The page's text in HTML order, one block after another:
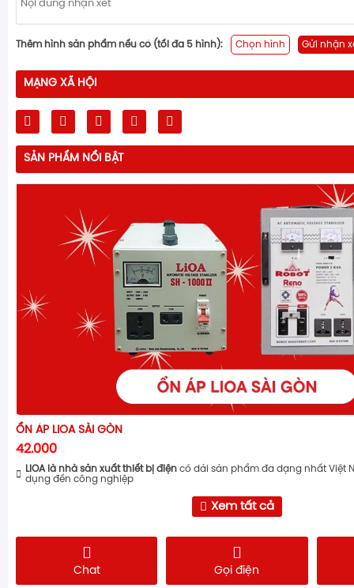
Thêm hình sản phẩm nếu có (tối đa 5 hình): Chọn hình Gửi nhận
MẠNG XÃ HỘI
SẢN PHẨM NỔI BẬT
ỔN ÁP LIOA SÀI GÒN
42.000
LiOA là nhà sản xuất thiết bị điện có dải sản phẩm đa dạng nhất Việt
dụng đến công nghiệp
Xem tất cả
Chat Gọi điện